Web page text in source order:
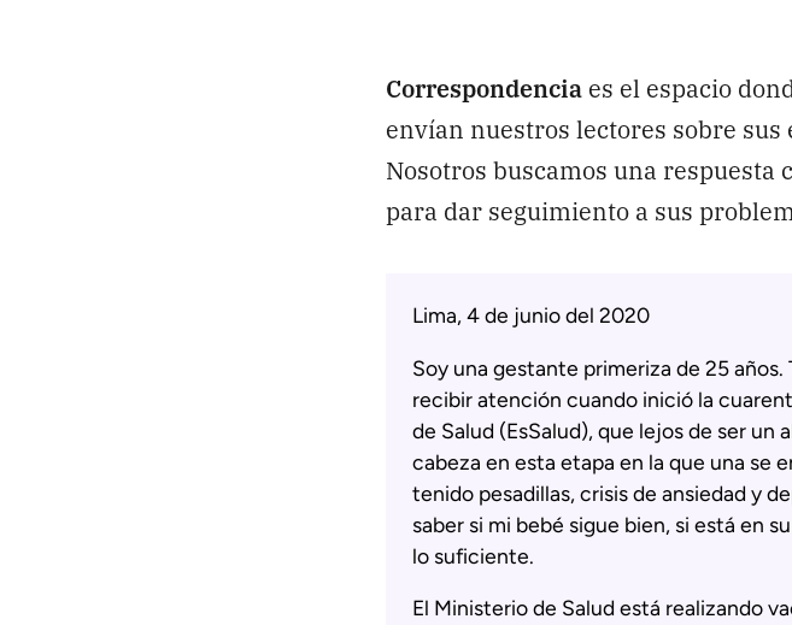
Correspondencia es el espacio
envían nuestros lectores sobre
Nosotros buscamos una
para dar seguimiento a sus
Lima, 4 de junio del 2020
Soy una gestante primeriza de 25
recibir atención cuando inició la
de Salud (EsSalud), que lejos de ser un
cabeza en esta etapa en la que una se
tenido pesadillas, crisis de ansiedad y
saber si mi bebé sigue bien, si está en
lo suficiente.
El Ministerio de Salud está realizando